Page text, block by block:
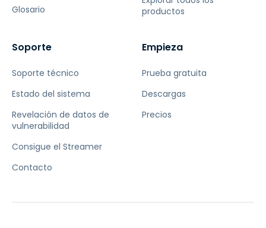
Glosario
productos
Soporte
Soporte técnico
Estado del sistema
Revelación de datos de
vulnerabilidad
Consigue el Streamer
Contacto
Empieza
Prueba gratuita
Descargas
Precios